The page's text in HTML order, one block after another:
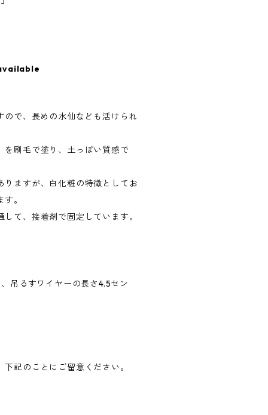
ので、長めの水仙なども活けられ
を刷毛で塗り、土っぽい質感で
りますが、白化粧の特徴としてお
。
て、接着剤で固定しています。
吊るすワイヤーの長さ4.5セン
記のことにご留意ください。